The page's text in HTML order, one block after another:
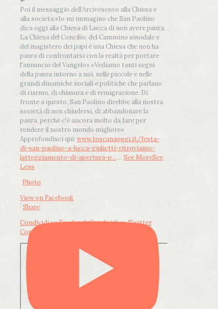
Poi il messaggio dell’Arcivescovo alla Chiesa e
alla società:«Io mi immagino che San Paolino
dica oggi alla Chiesa di Lucca di non avere paura.
La Chiesa del Concilio, del Cammino sinodale e
del magistero dei papi è una Chiesa che non ha
paura di confrontarsi con la realtà per portare
l'annuncio del Vangelo».«Vediamo tanti segni
della paura intorno a noi, nelle piccole e nelle
grandi dinamiche sociali e politiche che parlano
di riarmo, di chiusura e di remigrazione. Di
fronte a questo, San Paolino direbbe alla nostra
società di non chiudersi, di abbandonare la
paura, perché c'è ancora molto da fare per
rendere il nostro mondo migliore»
Approfondisci qui: www.toscanaoggi.it/festa-
di-san-paolino-a-lucca-giulietti-ritroviamo-
latteggiamento-di-apertura-p... ... See MoreSee
Less
Photo
View on Facebook
· Share
Condividi su FacebookCondividi su Twitter
Condividi su LinkedIn